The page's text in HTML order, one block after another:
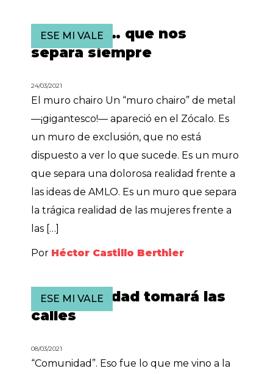
ESE MI VALE
Esa pared… que nos
separa siempre
24/03/2021
El muro chairo Un “muro chairo” de metal
—¡gigantesco!— apareció en el Zócalo. Es
un muro de exclusión, que no está
dispuesto a ver lo que sucede. Es un muro
que separa una dolorosa realidad frente a
las ideas de AMLO. Es un muro que separa
la trágica realidad de las mujeres frente a
las […]
Por Héctor Castillo Berthier
ESE MI VALE
La comunidad tomará las
calles
08/03/2021
“Comunidad”. Eso fue lo que me vino a la